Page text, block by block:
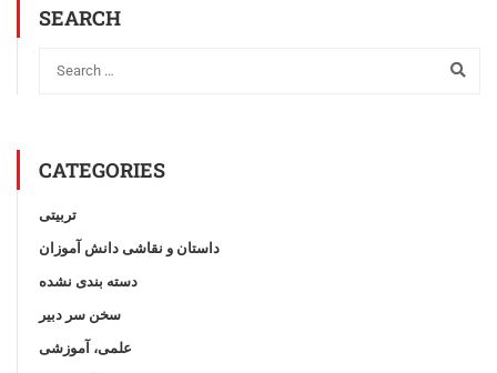
SEARCH
CATEGORIES
تربیتی
داستان و نقاشی دانش آموزان
دسته بندی نشده
سخن سر دبیر
علمی، آموزشی